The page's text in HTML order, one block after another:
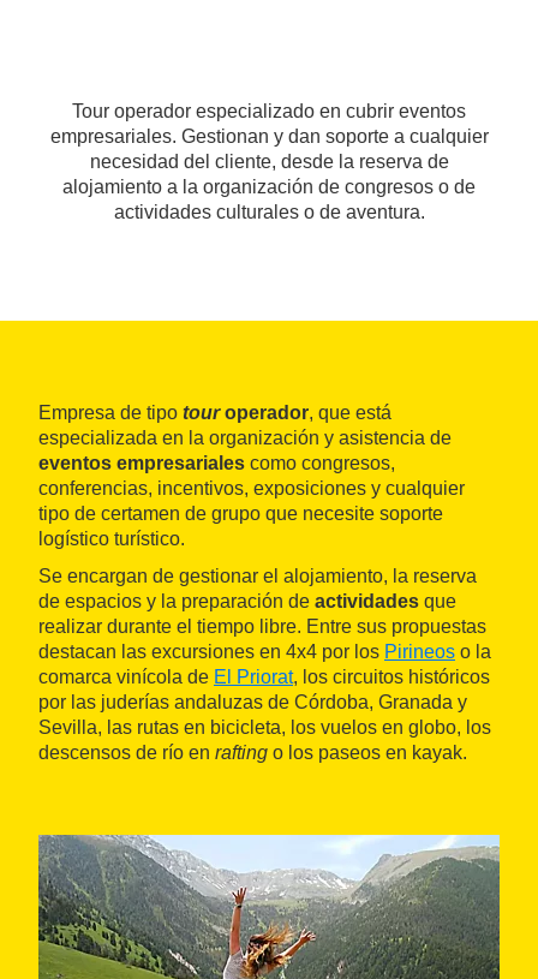
Tour operador especializado en cubrir eventos
empresariales. Gestionan y dan soporte a cualquier
necesidad del cliente, desde la reserva de
alojamiento a la organización de congresos o de
actividades culturales o de aventura.
Empresa de tipo touroperador, que está
especializada en la organización y asistencia de
eventos empresariales como congresos,
conferencias, incentivos, exposiciones y cualquier
tipo de certamen de grupo que necesite soporte
logístico turístico.
Se encargan de gestionar el alojamiento, la reserva
de espacios y la preparación de actividades que
realizar durante el tiempo libre. Entre sus propuestas
destacan las excursiones en 4x4 por los Pirineos o la
comarca vinícola de El Priorat, los circuitos históricos
por las juderías andaluzas de Córdoba, Granada y
Sevilla, las rutas en bicicleta, los vuelos en globo, los
descensos de río en rafting o los paseos en kayak.